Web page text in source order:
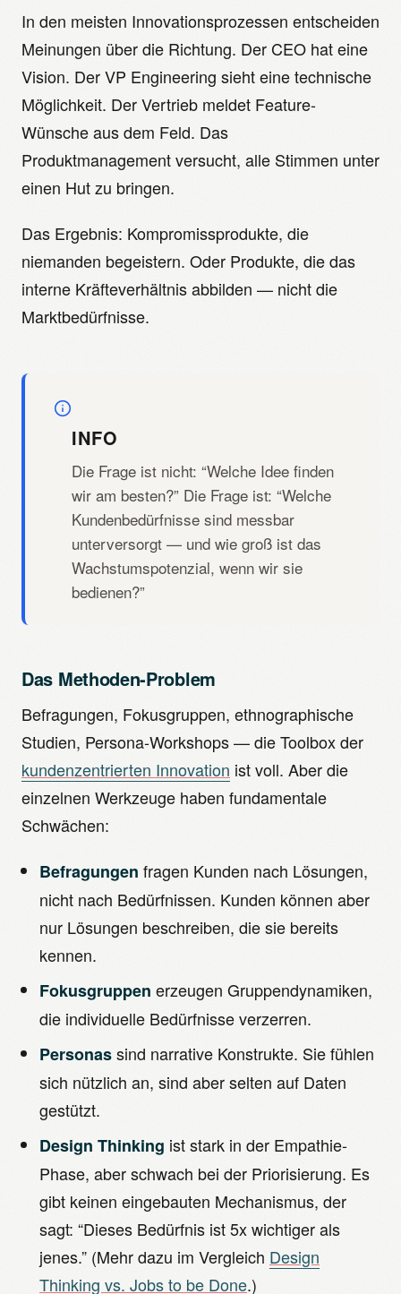
In den meisten Innovationsprozessen entscheiden
Meinungen über die Richtung. Der CEO hat eine
Vision. Der VP Engineering sieht eine technische
Möglichkeit. Der Vertrieb meldet Feature-
Wünsche aus dem Feld. Das
Produktmanagement versucht, alle Stimmen unter
einen Hut zu bringen.
Das Ergebnis: Kompromissprodukte, die
niemanden begeistern. Oder Produkte, die das
interne Kräfteverhältnis abbilden — nicht die
Marktbedürfnisse.
INFO
Die Frage ist nicht: “Welche Idee finden
wir am besten?” Die Frage ist: “Welche
Kundenbedürfnisse sind messbar
unterversorgt — und wie groß ist das
Wachstumspotenzial, wenn wir sie
bedienen?”
Das Methoden-Problem
Befragungen, Fokusgruppen, ethnographische
Studien, Persona-Workshops — die Toolbox der
kundenzentrierten Innovation ist voll. Aber die
einzelnen Werkzeuge haben fundamentale
Schwächen:
Befragungen fragen Kunden nach Lösungen,
nicht nach Bedürfnissen. Kunden können aber
nur Lösungen beschreiben, die sie bereits
kennen.
Fokusgruppen erzeugen Gruppendynamiken,
die individuelle Bedürfnisse verzerren.
Personassind narrative Konstrukte. Sie fühlen
sich nützlich an, sind aber selten auf Daten
gestützt.
Design Thinking ist stark in der Empathie-
Phase, aber schwach bei der Priorisierung. Es
gibt keinen eingebauten Mechanismus, der
sagt: “Dieses Bedürfnis ist 5x wichtiger als
jenes.” (Mehr dazu im Vergleich Design
Thinking vs. Jobs to be Done.)